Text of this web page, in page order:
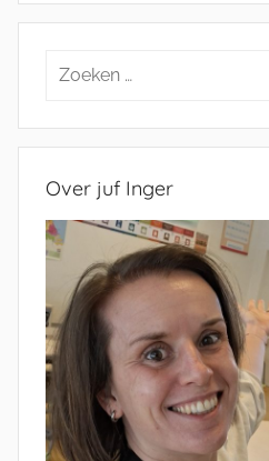
Zoeken
Over juf Inger